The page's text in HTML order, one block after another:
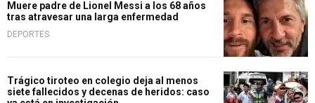
Muere padre de Lionel Messi a los 68 años
tras atravesar una larga enfermedad
DEPORTES
Trágico tiroteo en colegio deja al menos
siete fallecidos y decenas de heridos: caso